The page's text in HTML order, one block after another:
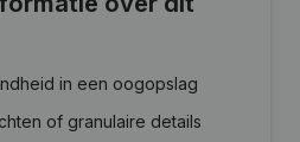
in een oogopslag
of granulaire details